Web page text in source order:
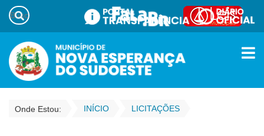
Onde Estou: INÍCIO LICITAÇÕES